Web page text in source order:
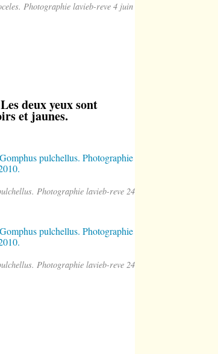
Photographie lavieb-reve 4 juin
deux yeux sont
et jaunes.
Photographie lavieb-reve 24
Photographie lavieb-reve 24